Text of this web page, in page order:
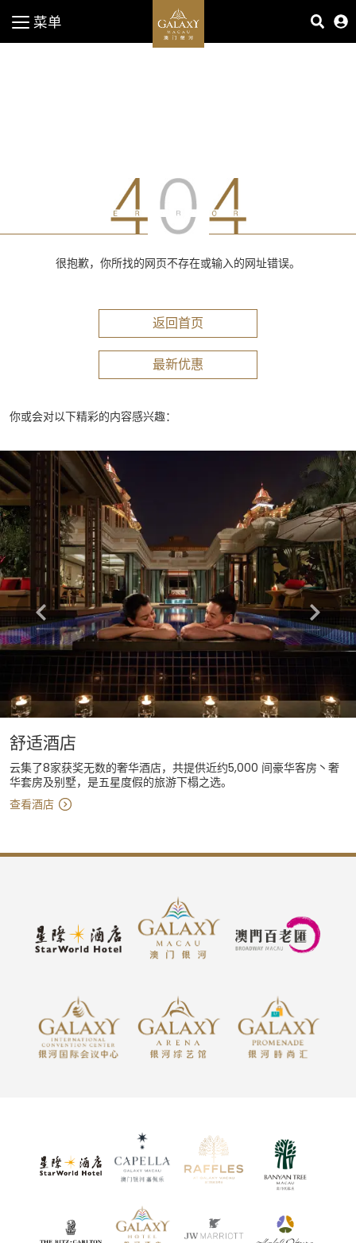
菜单
很抱歉，你所找的网页不存在或输入的网址错误。
返回首页
最新优惠
你或会对以下精彩的内容感兴趣：
Learn more
舒适酒店
云集了8家获奖无数的奢华酒店，共提供近约5,000 间豪华客房丶奢
华套房及别墅，是五星度假的旅游下榻之选。
查看酒店